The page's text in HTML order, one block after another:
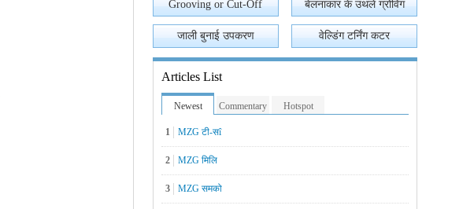
Grooving or Cut-Off
Processing
बेलनाकार के उथले ग्रोविंग
जाली बुनाई उपकरण वेल्डिंग टर्निंग कटर
Articles List
Newest Commentary Hotspot
1 MZG टी-सî
2 MZG मिलि
3 MZG समको